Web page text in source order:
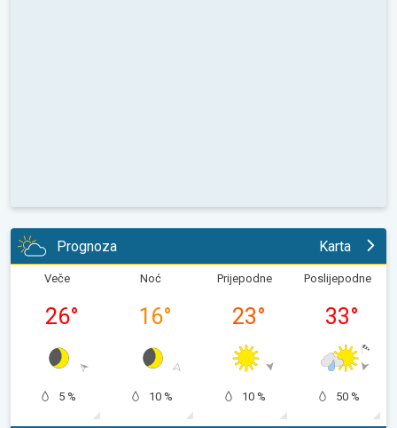
Prognoza Karta
Veče
26°
5 %
Noć
16°
10 %
Prijepodne
23°
10 %
Poslijepodne
33°
50 %